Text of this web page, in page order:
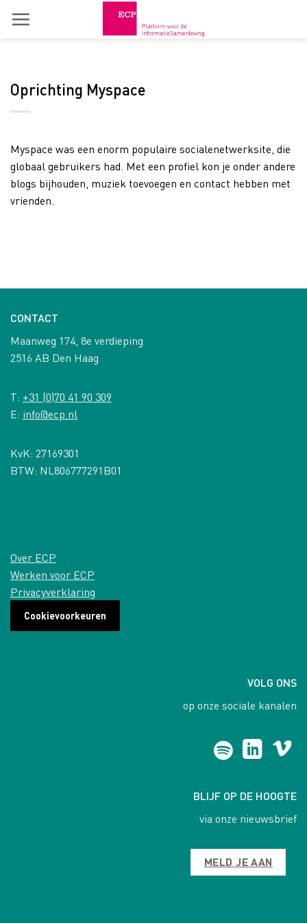
Oprichting Myspace
Myspace was een enorm populaire socialenetwerksite, die
globaal gebruikers had. Met een profiel kon je onder andere
blogs bijhouden, muziek toevoegen en contact hebben met
vrienden.
CONTACT
Maanweg 174, 8e verdieping
2516 AB Den Haag
T: +31 (0)70 41 90 309
E: info@ecp.nl
KvK: 27169301
BTW: NL806777291B01
Over ECP
Werken voor ECP
Privacyverklaring
Cookievoorkeuren
VOLG ONS
op onze sociale kanalen
BLIJF OP DE HOOGTE
via onze nieuwsbrief
MELD JE AAN